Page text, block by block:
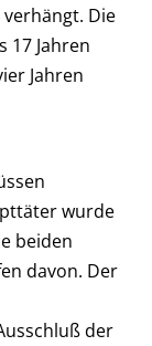
Die
17 Jahren
Jahren
wurde
beiden
davon. Der
der